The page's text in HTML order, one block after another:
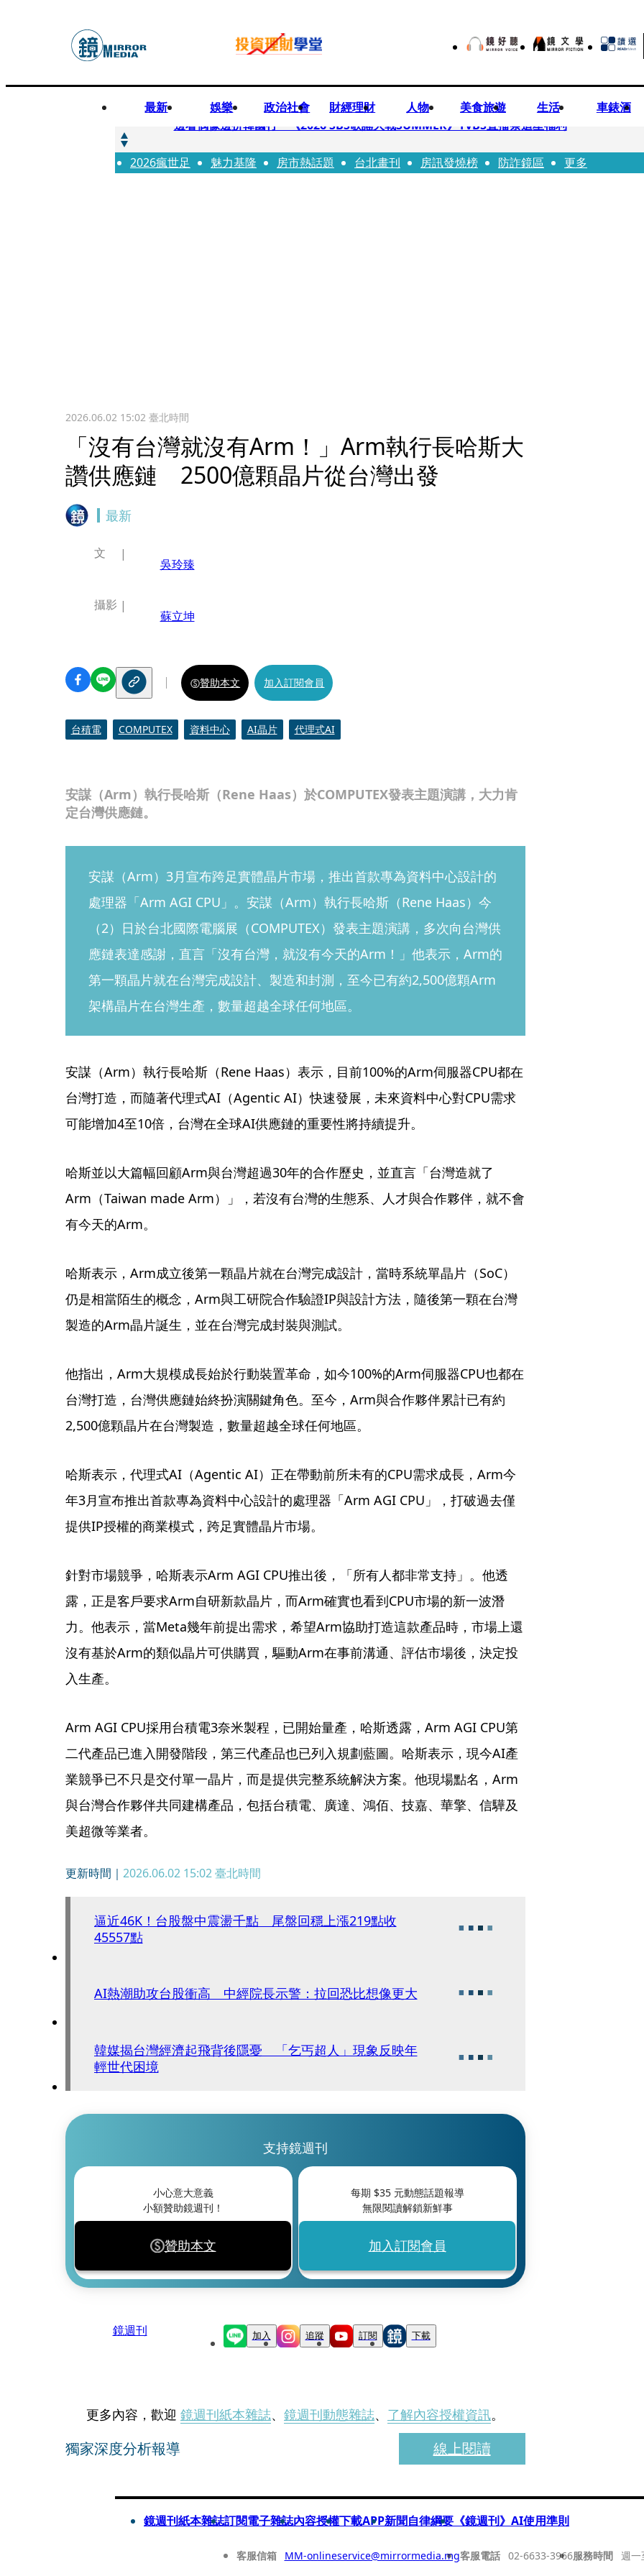
最新 娛樂 政治社會 財經理財 人物 美食旅遊 生活 車錶酒
快訊
邊看偶像邊拚韓國行 《2026 SBS歌謠大戰SUMMER》TVBS直播祭追星福利
快訊
代誌大條火急跳船？ 宏碁派任李文詳接掌兆基屋管2天就喊撤出！
2026瘋世足 魅力基隆 房市熱話題 台北畫刊 房訊發燒榜 防詐鏡區 更多
2026.06.02 15:02臺北時間
「沒有台灣就沒有Arm！」Arm執行長哈斯大
讚供應鏈 2500億顆晶片從台灣出發
最新
安謀（Arm）執行長哈斯（Rene Haas）於COMPUTEX發表主題演講，大力肯
定台灣供應鏈。
文
吳玲臻
攝影
蘇立坤
贊助本文 加入訂閱會員
台積電 COMPUTEX 資料中心 AI晶片 代理式AI
安謀（Arm）3月宣布跨足實體晶片市場，推出首款專為資料中心設計的
處理器「Arm AGI CPU」。安謀（Arm）執行長哈斯（Rene Haas）今
（2）日於台北國際電腦展（COMPUTEX）發表主題演講，多次向台灣供
應鏈表達感謝，直言「沒有台灣，就沒有今天的Arm！」他表示，Arm的
第一顆晶片就在台灣完成設計、製造和封測，至今已有約2,500億顆Arm
架構晶片在台灣生產，數量超越全球任何地區。
安謀（Arm）執行長哈斯（Rene Haas）表示，目前100%的Arm伺服器CPU都在
台灣打造，而隨著代理式AI（Agentic AI）快速發展，未來資料中心對CPU需求
可能增加4至10倍，台灣在全球AI供應鏈的重要性將持續提升。
哈斯並以大篇幅回顧Arm與台灣超過30年的合作歷史，並直言「台灣造就了
Arm（Taiwan made Arm）」，若沒有台灣的生態系、人才與合作夥伴，就不會
有今天的Arm。
哈斯表示，Arm成立後第一顆晶片就在台灣完成設計，當時系統單晶片（SoC）
仍是相當陌生的概念，Arm與工研院合作驗證IP與設計方法，隨後第一顆在台灣
製造的Arm晶片誕生，並在台灣完成封裝與測試。
他指出，Arm大規模成長始於行動裝置革命，如今100%的Arm伺服器CPU也都在
台灣打造，台灣供應鏈始終扮演關鍵角色。至今，Arm與合作夥伴累計已有約
2,500億顆晶片在台灣製造，數量超越全球任何地區。
哈斯表示，代理式AI（Agentic AI）正在帶動前所未有的CPU需求成長，Arm今
年3月宣布推出首款專為資料中心設計的處理器「Arm AGI CPU」，打破過去僅
提供IP授權的商業模式，跨足實體晶片市場。
針對市場競爭，哈斯表示Arm AGI CPU推出後，「所有人都非常支持」。他透
露，正是客戶要求Arm自研新款晶片，而Arm確實也看到CPU市場的新一波潛
力。他表示，當Meta幾年前提出需求，希望Arm協助打造這款產品時，市場上還
沒有基於Arm的類似晶片可供購買，驅動Arm在事前溝通、評估市場後，決定投
入生產。
Arm AGI CPU採用台積電3奈米製程，已開始量產，哈斯透露，Arm AGI CPU第
二代產品已進入開發階段，第三代產品也已列入規劃藍圖。哈斯表示，現今AI產
業競爭已不只是交付單一晶片，而是提供完整系統解決方案。他現場點名，Arm
與台灣合作夥伴共同建構產品，包括台積電、廣達、鴻佰、技嘉、華擎、信驊及
美超微等業者。
更新時間｜ 2026.06.02 15:02臺北時間
逼近46K！台股盤中震盪千點 尾盤回穩上漲219點收
45557點
AI熱潮助攻台股衝高 中經院長示警：拉回恐比想像更大
韓媒揭台灣經濟起飛背後隱憂 「乞丐超人」現象反映年
輕世代困境
支持鏡週刊
小心意大意義
小額贊助鏡週刊！
贊助本文
每期 $35元動態話題報導
無限閱讀解鎖新鮮事
加入訂閱會員
鏡週刊 加入 追蹤 訂閱 下載
更多內容，歡迎 鏡週刊紙本雜誌、 鏡週刊動態雜誌、 了解內容授權資訊。
獨家深度分析報導 線上閱讀
鏡週刊紙本雜誌訂閱電子雜誌內容授權下載APP新聞自律綱要 《鏡週刊》AI使用準則
客服信箱 MM-onlineservice@mirrormedia.mg客服電話 02-6633-3966服務時間 週一